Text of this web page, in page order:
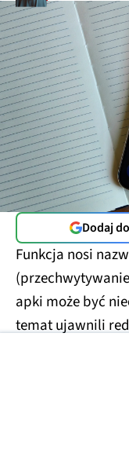
Dodaj
Funkcja nosi
apki może być
temat ujawnili